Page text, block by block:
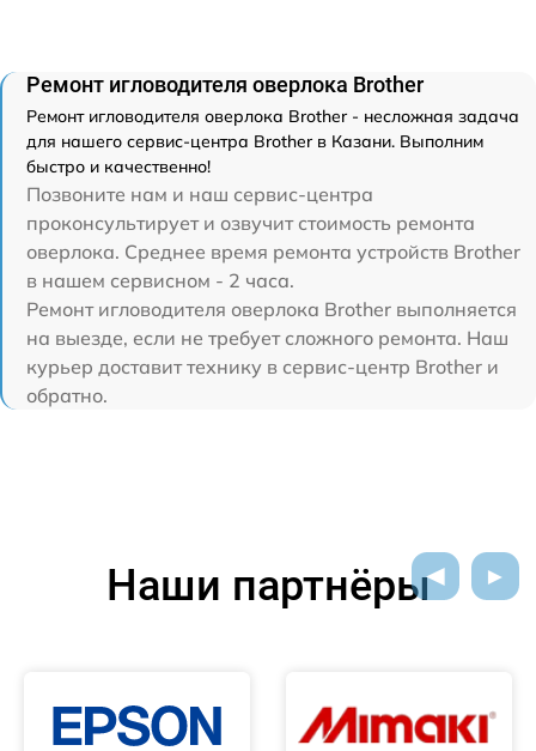
Ремонт игловодителя оверлока Brother
Ремонт игловодителя оверлока Brother - несложная задача
для нашего сервис-центра Brother в Казани. Выполним
быстро и качественно!
Позвоните нам и наш сервис-центра
проконсультирует и озвучит стоимость ремонта
оверлока. Среднее время ремонта устройств Brother
в нашем сервисном - 2 часа.
Ремонт игловодителя оверлока Brother выполняется
на выезде, если не требует сложного ремонта. Наш
курьер доставит технику в сервис-центр Brother и
обратно.
Наши партнёры